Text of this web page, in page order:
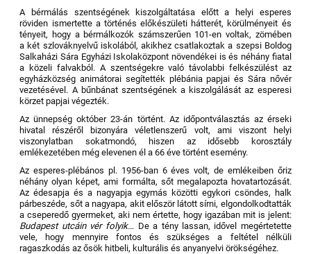
A bérmálás szentségének kiszolgáltatása előtt a helyi esperes
röviden ismertette a történés előkészületi hátterét, körülményeit és
tényeit, hogy a bérmálkozók számszerűen 101-en voltak, zömében
a két szlováknyelvű iskolából, akikhez csatlakoztak a szepsi Boldog
Salkaházi Sára Egyházi Iskolaközpont növendékei is és néhány fiatal
a közeli falvakból. A szentségekre való távolabbi felkészülést az
egyházközség animátorai segítették plébánia papjai és Sára nővér
vezetésével. A bűnbánat szentségének a kiszolgálását az esperesi
körzet papjai végezték.
Az ünnepség október 23-án történt. Az időpontválasztás az érseki
hivatal részéről bizonyára véletlenszerű volt, ami viszont helyi
viszonylatban sokatmondó, hiszen az idősebb korosztály
emlékezetében még elevenen él a 66 éve történt esemény.
Az esperes-plébános pl. 1956-ban 6 éves volt, de emlékeiben őriz
néhány olyan képet, ami formálta, sőt megalapozta hovatartozását.
Az édesapja és a nagyapja egymás közötti egykori csöndes, halk
párbeszéde, sőt a nagyapa, akit először látott sírni, elgondolkodtatták
a cseperedő gyermeket, aki nem értette, hogy igazában mit is jelent:
Budapest utcáin vér folyik… De a tény lassan, idővel megértetette
vele, hogy mennyire fontos és szükséges a feltétel nélküli
ragaszkodás az ősök hitbeli, kulturális és anyanyelvi örökségéhez.